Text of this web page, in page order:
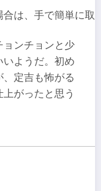
は、手で簡単に取
ョンチョンと少
いようだ。初め
定吉も怖がる
がったと思う